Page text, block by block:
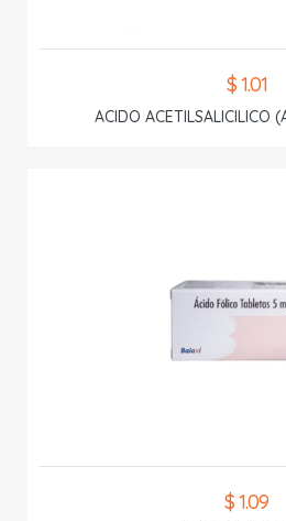
$ 1.01
ACIDO ACETILSALICILICO
$ 1.09